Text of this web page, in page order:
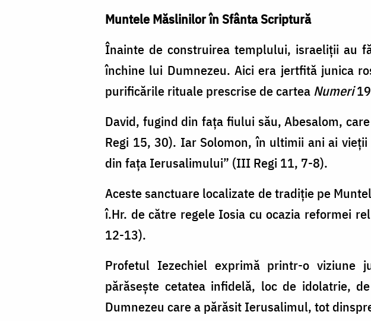
Muntele Măslinilor în Sfânta Scriptură
Înainte de construirea templului, israeliţii au
închine lui Dumnezeu. Aici era jertfită junica
purificările rituale prescrise de cartea Numeri
David, fugind din faţa fiului său, Abesalom,
Regi 15, 30). Iar Solomon, în ultimii ani ai
din faţa Ierusalimului” (III Regi 11, 7-8).
Aceste sanctuare localizate de tradiţie pe
î.Hr. de către regele Iosia cu ocazia reformei
12-13).
Profetul Iezechiel exprimă printr-o viziune
părăseşte cetatea infidelă, loc de idolatrie,
Dumnezeu care a părăsit Ierusalimul, tot